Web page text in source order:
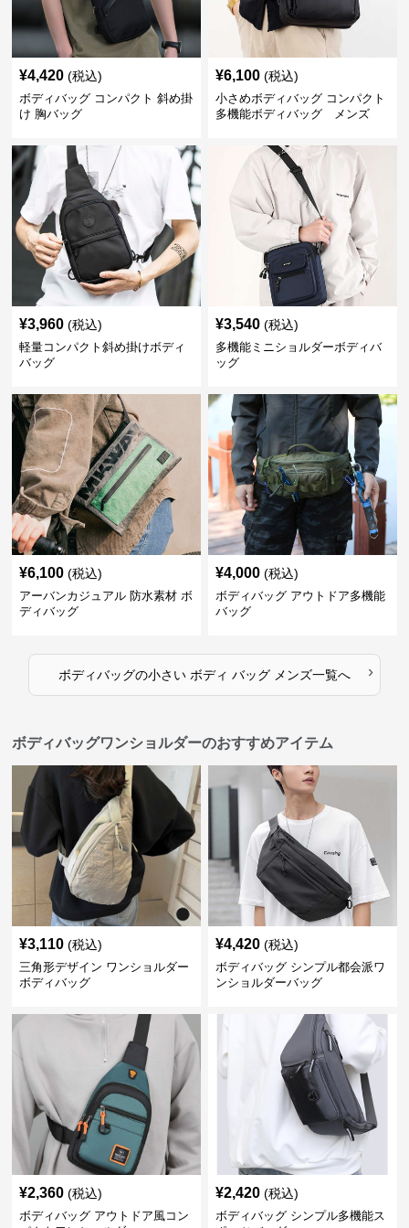
¥4,420 (税込)
ボディバッグ コンパクト 斜め掛
け 胸バッグ
¥6,100 (税込)
小さめボディバッグ コンパクト
多機能ボディバッグ メンズ
¥3,960 (税込)
軽量コンパクト斜め掛けボディ
バッグ
¥3,540 (税込)
多機能ミニショルダーボディバ
ッグ
¥6,100 (税込)
アーバンカジュアル 防水素材 ボ
ディバッグ
¥4,000 (税込)
ボディバッグ アウトドア多機能
バッグ
ボディバッグの小さい ボディ バッグ メンズ一覧へ ›
ボディバッグワンショルダーのおすすめアイテム
¥3,110 (税込)
三角形デザイン ワンショルダー
ボディバッグ
¥4,420 (税込)
ボディバッグ シンプル都会派ワ
ンショルダーバッグ
¥2,360 (税込)
ボディバッグ アウトドア風コン
¥2,420 (税込)
ボディバッグ シンプル多機能ス